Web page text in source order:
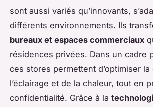
sont aussi variés qu’innovants,
différents environnements. Ils
bureaux et espaces commerciaux
résidences privées. Dans un cadre
ces stores permettent d’optimiser la
l’éclairage et de la chaleur, tout en
confidentialité. Grâce à la